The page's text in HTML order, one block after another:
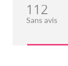
112
Sans avis